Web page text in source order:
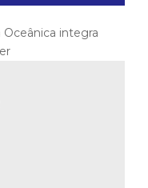
Oceânica integra